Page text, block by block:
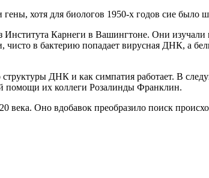
хотя для биологов 1950-х годов сие было
Карнеги в Вашингтоне. Они
в бактерию попадает вирусная ДНК, а
ДНК и как симпатия работает. В
помощи их коллеги Розалинды Франклин.
Оно вдобавок преобразило поиск